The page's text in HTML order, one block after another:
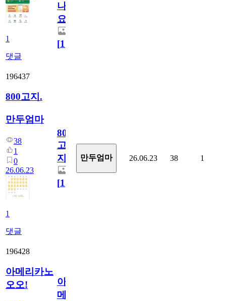
1
댓글
나
요)
[1]
196437
800고지.
만두엄마
38
1
0
26.06.23
1
댓글
800
고
지.
[1]
만두엄마 26.06.23 38 1
196428
아메리카노
오오!
아
메